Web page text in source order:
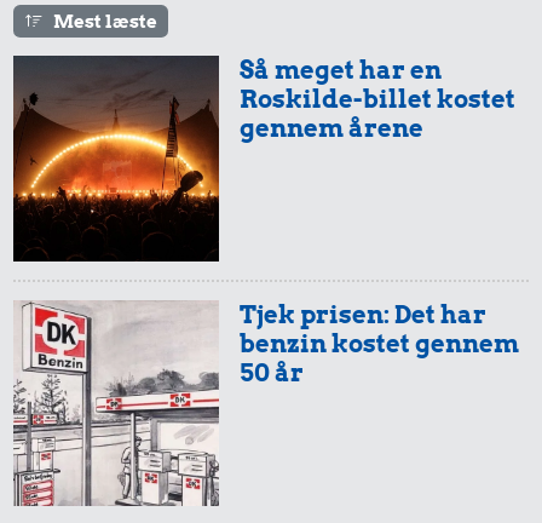
Mest læste
Så meget har en
Roskilde-billet kostet
gennem årene
Tjek prisen: Det har
benzin kostet gennem
50 år